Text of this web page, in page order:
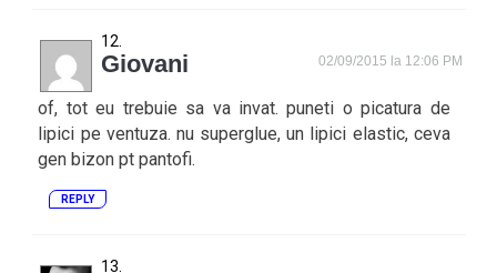
Giovani 02/09/2015 la 12:06 PM
of, tot eu trebuie sa va invat. puneti o picatura de
lipici pe ventuza. nu superglue, un lipici elastic, ceva
gen bizon pt pantofi.
REPLY